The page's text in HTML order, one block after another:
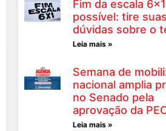
Fim da escala
possível: tire suas
dúvidas sobre o
Leia mais »
Semana de
nacional amplia
no Senado pela
aprovação da
Leia mais »